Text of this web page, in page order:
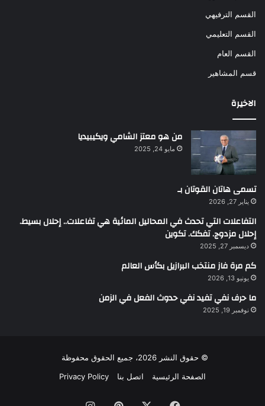
القسم الترفيهي
القسم التعليمي
القسم العام
قسم المشاهير
الاخيرة
من هو معتز الشامي ويكيبيديا
مايو 24, 2025
تسمى هاتان القوتان بـ
يناير 27, 2026
التفاعلات التي تحدث في المحاليل المائية هي تفاعلات.. إحلال بسيط.
إحلال مزدوج. تفكك. تكوين
ديسمبر 27, 2025
كم مرة فاز منتخب البرازيل بكأس العالم
يونيو 13, 2026
ما حرف نفي تفيد نفي حدوث الفعل في الزمن
نوفمبر 19, 2025
© حقوق النشر 2026، جميع الحقوق محفوظة
الصفحة الرئيسية
اتصل بنا Privacy Policy